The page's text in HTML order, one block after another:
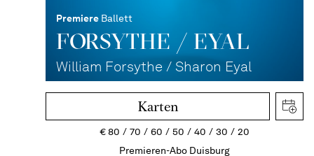
Premiere Ballett
FORSYTHE / EYAL
William Forsythe / Sharon Eyal
Karten
€80 70 60 50 40 30
20
Premieren-Abo Duisburg